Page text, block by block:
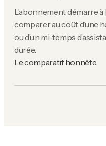
L’abonnement démarre
comparer au coût d’une
ou d’un mi-temps
durée.
Le comparatif honnête.